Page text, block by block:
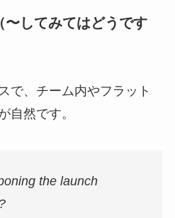
してみてはどうです
で、チーム内やフラット
自然です。
the launch